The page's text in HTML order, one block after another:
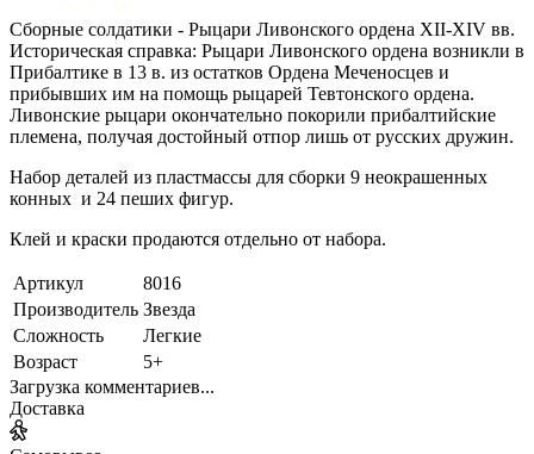
Сборные солдатики - Рыцари Ливонского ордена XII-XIV вв.
Историческая справка: Рыцари Ливонского ордена возникли в
Прибалтике в 13 в. из остатков Ордена Меченосцев и
прибывших им на помощь рыцарей Тевтонского ордена.
Ливонские рыцари окончательно покорили прибалтийские
племена, получая достойный отпор лишь от русских дружин.
Набор деталей из пластмассы для сборки 9 неокрашенных
конных и 24 пеших фигур.
Клей и краски продаются отдельно от набора.
Артикул
8016
Производитель Звезда
Сложность
Легкие
Возраст
5+
Загрузка комментариев...
Доставка